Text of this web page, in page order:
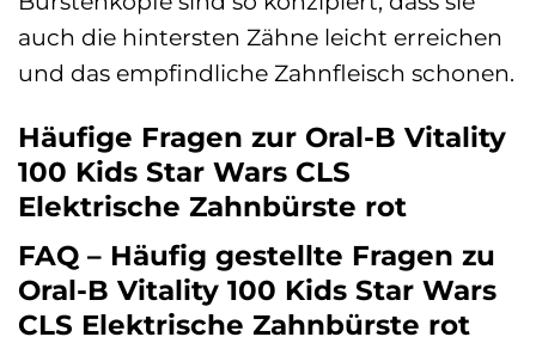
auch die hintersten Zähne leicht erreichen
und das empfindliche Zahnfleisch schonen.
Häufige Fragen zur Oral-B Vitality
100 Kids Star Wars CLS
Elektrische Zahnbürste rot
FAQ – Häufig gestellte Fragen zu
Oral-B Vitality 100 Kids Star Wars
CLS Elektrische Zahnbürste rot